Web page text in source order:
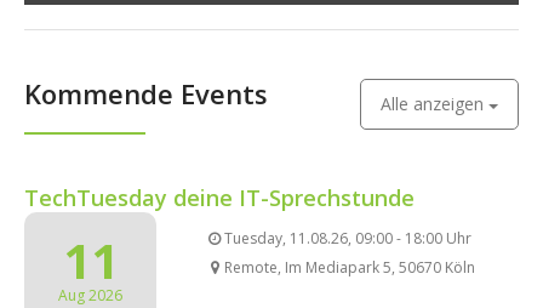
Kommende Events Alle anzeigen
TechTuesday deine IT-Sprechstunde
11
Aug 2026
Tuesday, 11.08.26, 09:00 - 18:00 Uhr
Remote, Im Mediapark 5, 50670 Köln